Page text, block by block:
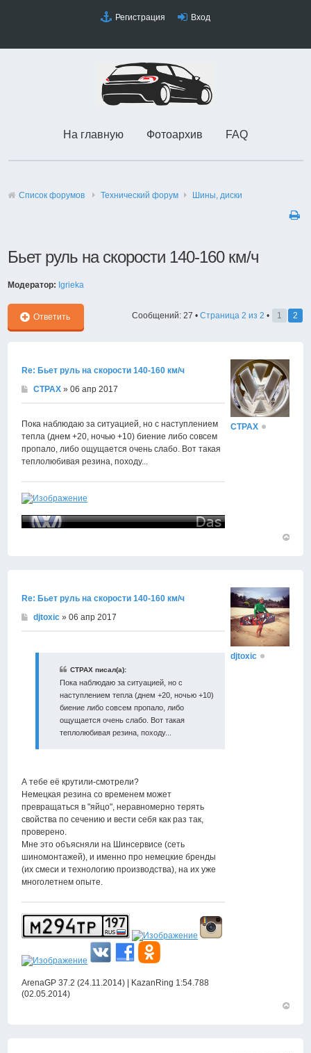
Регистрация Вход
На главную Фотоархив FAQ
Список форумов Технический форyм Шины, диски
Бьет руль на скорости 140-160 км/ч
Модератор: Igrieka
Ответить Сообщений: 27 • Страница 2 из 2 • 1 2
Re: Бьет руль на скорости 140-160 км/ч
CTPAX » 06 апр 2017
Пока наблюдаю за ситуацией, но с наступлением
тепла (днем +20, ночью +10) биение либо совсем
пропало, либо ощущается очень слабо. Вот такая
теплолюбивая резина, походу...
CTPAX
Re: Бьет руль на скорости 140-160 км/ч
djtoxic » 06 апр 2017
CTPAX писал(а):
Пока наблюдаю за ситуацией, но с
наступлением тепла (днем +20, ночью +10)
биение либо совсем пропало, либо
ощущается очень слабо. Вот такая
теплолюбивая резина, походу...
А тебе её крутили-смотрели?
Немецкая резина со временем может
превращаться в "яйцо", неравномерно терять
свойства по сечению и вести себя как раз так,
проверено.
Мне это объясняли на Шинсервисе (сеть
шиномонтажей), и именно про немецкие бренды
(их смеси и технологию производства), на их уже
многолетнем опыте.
ArenaGP 37.2 (24.11.2014) | KazanRing 1:54.788
(02.05.2014)
djtoxic